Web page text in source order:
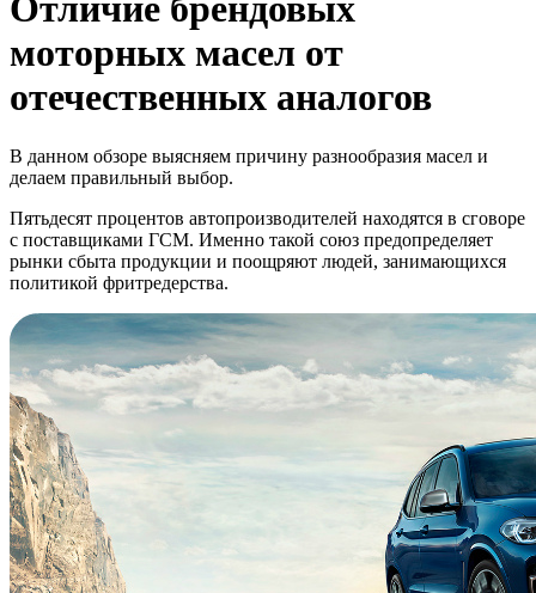
Отличие брендовых
моторных масел от
отечественных аналогов
В данном обзоре выясняем причину разнообразия масел и
делаем правильный выбор.
Пятьдесят процентов автопроизводителей находятся в сговоре
с поставщиками ГСМ. Именно такой союз предопределяет
рынки сбыта продукции и поощряют людей, занимающихся
политикой фритредерства.